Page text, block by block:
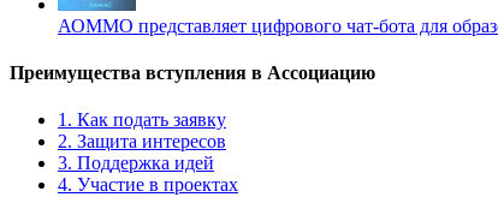
АОММО представляет цифрового чат-бота для
Преимущества вступления в Ассоциацию
1. Как подать заявку
2. Защита интересов
3. Поддержка идей
4. Участие в проектах